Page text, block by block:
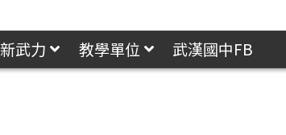
武力 教學單位 武漢國中FB